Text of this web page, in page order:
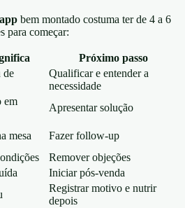
bem montado costuma ter de 4 a 6
para começar:
Próximo passo
de
Qualificar e entender a
necessidade
em
Apresentar solução
mesa
Fazer follow-up
Remover objeções
Iniciar pós-venda
Registrar motivo e nutrir
depois